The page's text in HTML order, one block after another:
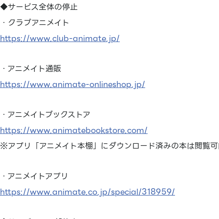
◆サービス全体の停止
・クラブアニメイト
https://www.club-animate.jp/
・アニメイト通販
https://www.animate-onlineshop.jp/
・アニメイトブックストア
https://www.animatebookstore.com/
※アプリ「アニメイト本棚」にダウンロード済みの本は閲覧
・アニメイトアプリ
https://www.animate.co.jp/special/318959/